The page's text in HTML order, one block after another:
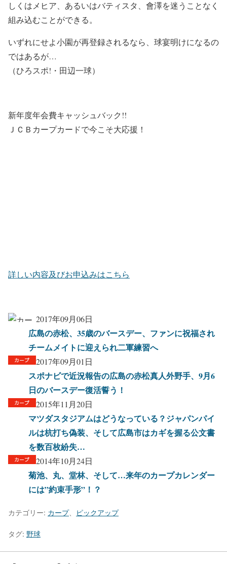
しくはメヒア、あるいはバティスタ、會澤を迷うことなく
組み込むことができる。
いずれにせよ小園が再登録されるなら、球宴明けになるの
ではあるが…
（ひろスポ!・田辺一球）
新年度年会費キャッシュバック!!
ＪＣＢカープカードで今こそ大応援！
詳しい内容及びお申込みはこちら
2017年09月06日
広島の赤松、35歳のバースデー、ファンに祝福され
チームメイトに迎えられ二軍練習へ
2017年09月01日
スポナビで近況報告の広島の赤松真人外野手、9月6
日のバースデー復活誓う！
2015年11月20日
マツダスタジアムはどうなっている？ジャパンパイ
ルは杭打ち偽装、そして広島市はカギを握る公文書
を数百枚紛失…
2014年10月24日
菊池、丸、堂林、そして…来年のカープカレンダー
には”約束手形”！？
カテゴリー: カープ、 ピックアップ
タグ: 野球